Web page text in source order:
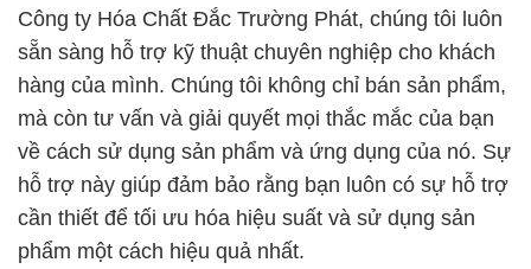
Công ty Hóa Chất Đắc Trường Phát, chúng tôi luôn
sẵn sàng hỗ trợ kỹ thuật chuyên nghiệp cho khách
hàng của mình. Chúng tôi không chỉ bán sản phẩm,
mà còn tư vấn và giải quyết mọi thắc mắc của bạn
về cách sử dụng sản phẩm và ứng dụng của nó. Sự
hỗ trợ này giúp đảm bảo rằng bạn luôn có sự hỗ trợ
cần thiết để tối ưu hóa hiệu suất và sử dụng sản
phẩm một cách hiệu quả nhất.